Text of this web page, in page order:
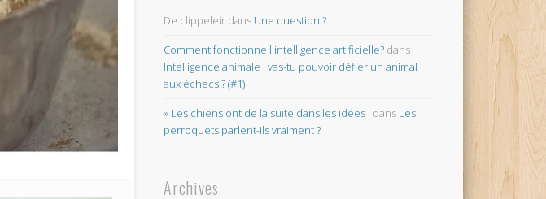
De clippeleir dans Une question ?
Comment fonctionne l'intelligence artificielle? dans
Intelligence animale : vas-tu pouvoir défier un animal
aux échecs ? (#1)
» Les chiens ont de la suite dans les idées ! dans Les
perroquets parlent-ils vraiment ?
Archives